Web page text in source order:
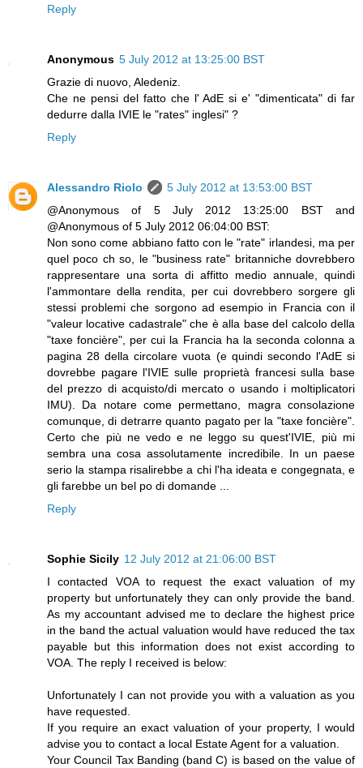
Reply
Anonymous 5 July 2012 at 13:25:00 BST
Grazie di nuovo, Aledeniz.
Che ne pensi del fatto che l' AdE si e' "dimenticata" di far
dedurre dalla IVIE le "rates" inglesi" ?
Reply
Alessandro Riolo
5 July 2012 at 13:53:00 BST
@Anonymous of 5 July 2012 13:25:00 BST and
@Anonymous of 5 July 2012 06:04:00 BST:
Non sono come abbiano fatto con le "rate" irlandesi, ma per
quel poco ch so, le "business rate" britanniche dovrebbero
rappresentare una sorta di affitto medio annuale, quindi
l'ammontare della rendita, per cui dovrebbero sorgere gli
stessi problemi che sorgono ad esempio in Francia con il
"valeur locative cadastrale" che è alla base del calcolo della
"taxe foncière", per cui la Francia ha la seconda colonna a
pagina 28 della circolare vuota (e quindi secondo l'AdE si
dovrebbe pagare l'IVIE sulle proprietà francesi sulla base
del prezzo di acquisto/di mercato o usando i moltiplicatori
IMU). Da notare come permettano, magra consolazione
comunque, di detrarre quanto pagato per la "taxe foncière".
Certo che più ne vedo e ne leggo su quest'IVIE, più mi
sembra una cosa assolutamente incredibile. In un paese
serio la stampa risalirebbe a chi l'ha ideata e congegnata, e
gli farebbe un bel po di domande ...
Reply
Sophie Sicily 12 July 2012 at 21:06:00 BST
I contacted VOA to request the exact valuation of my
property but unfortunately they can only provide the band.
As my accountant advised me to declare the highest price
in the band the actual valuation would have reduced the tax
payable but this information does not exist according to
VOA. The reply I received is below:
Unfortunately I can not provide you with a valuation as you
have requested.
If you require an exact valuation of your property, I would
advise you to contact a local Estate Agent for a valuation.
Your Council Tax Banding (band C) is based on the value of